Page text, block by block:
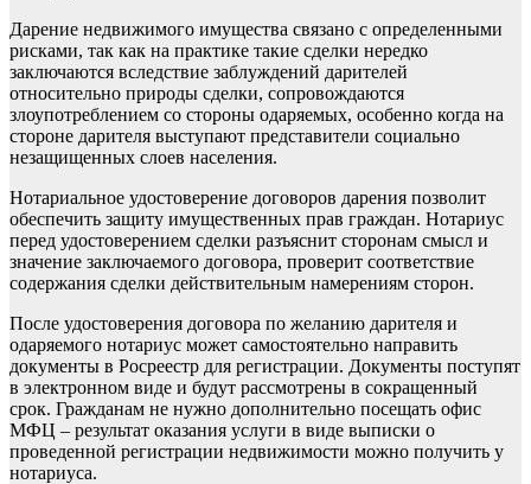
Дарение недвижимого имущества связано с определенными
рисками, так как на практике такие сделки нередко
заключаются вследствие заблуждений дарителей
относительно природы сделки, сопровождаются
злоупотреблением со стороны одаряемых, особенно когда на
стороне дарителя выступают представители социально
незащищенных слоев населения.
Нотариальное удостоверение договоров дарения позволит
обеспечить защиту имущественных прав граждан. Нотариус
перед удостоверением сделки разъяснит сторонам смысл и
значение заключаемого договора, проверит соответствие
содержания сделки действительным намерениям сторон.
После удостоверения договора по желанию дарителя и
одаряемого нотариус может самостоятельно направить
документы в Росреестр для регистрации. Документы поступят
в электронном виде и будут рассмотрены в сокращенный
срок. Гражданам не нужно дополнительно посещать офис
МФЦ – результат оказания услуги в виде выписки о
проведенной регистрации недвижимости можно получить у
нотариуса.